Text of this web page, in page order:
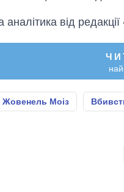
аналітика від
Жовенель Моіз